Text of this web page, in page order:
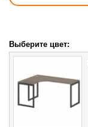
Выберите цвет: